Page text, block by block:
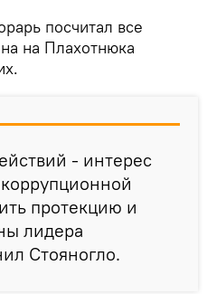
посчитал все
на Плахотнюка
- интерес
протекцию и
лидера
Стояногло.